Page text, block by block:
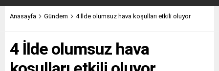
Anasayfa Gündem 4 İlde olumsuz hava koşulları etkili oluyor
4 İlde olumsuz hava